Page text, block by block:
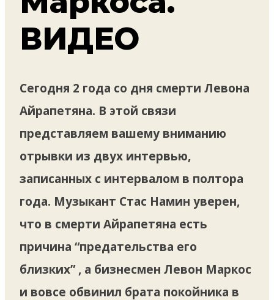
ВИДЕО
Сегодня 2 года со дня смерти Левона
Айрапетяна. В этой связи
представляем вашему вниманию
отрывки из двух интервью,
записанных с интервалом в полтора
года. Музыкант Стас Намин уверен,
что в смерти Айрапетяна есть
причина “предательства его
близких” , а бизнесмен Левон Маркос
и вовсе обвинил брата покойника в